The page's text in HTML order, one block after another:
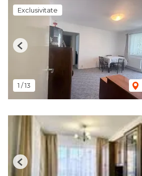
Exclusivitate
1 /13
Previous
Previous